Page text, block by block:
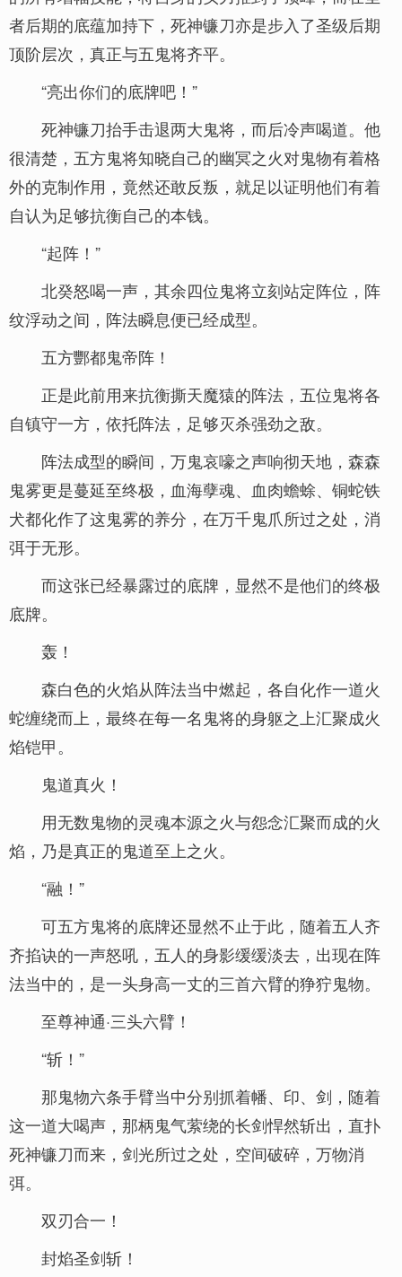
者后期的底蕴加持下，死神镰刀亦是步入了圣级后期
顶阶层次，真正与五鬼将齐平。
“亮出你们的底牌吧！”
死神镰刀抬手击退两大鬼将，而后冷声喝道。他
很清楚，五方鬼将知晓自己的幽冥之火对鬼物有着格
外的克制作用，竟然还敢反叛，就足以证明他们有着
自认为足够抗衡自己的本钱。
“起阵！”
北癸怒喝一声，其余四位鬼将立刻站定阵位，阵
纹浮动之间，阵法瞬息便已经成型。
五方酆都鬼帝阵！
正是此前用来抗衡撕天魔猿的阵法，五位鬼将各
自镇守一方，依托阵法，足够灭杀强劲之敌。
阵法成型的瞬间，万鬼哀嚎之声响彻天地，森森
鬼雾更是蔓延至终极，血海孽魂、血肉蟾蜍、铜蛇铁
犬都化作了这鬼雾的养分，在万千鬼爪所过之处，消
弭于无形。
而这张已经暴露过的底牌，显然不是他们的终极
底牌。
轰！
森白色的火焰从阵法当中燃起，各自化作一道火
蛇缠绕而上，最终在每一名鬼将的身躯之上汇聚成火
焰铠甲。
鬼道真火！
用无数鬼物的灵魂本源之火与怨念汇聚而成的火
焰，乃是真正的鬼道至上之火。
“融！”
可五方鬼将的底牌还显然不止于此，随着五人齐
齐掐诀的一声怒吼，五人的身影缓缓淡去，出现在阵
法当中的，是一头身高一丈的三首六臂的狰狞鬼物。
至尊神通·三头六臂！
“斩！”
那鬼物六条手臂当中分别抓着幡、印、剑，随着
这一道大喝声，那柄鬼气萦绕的长剑悍然斩出，直扑
死神镰刀而来，剑光所过之处，空间破碎，万物消
弭。
双刃合一！
封焰圣剑斩！